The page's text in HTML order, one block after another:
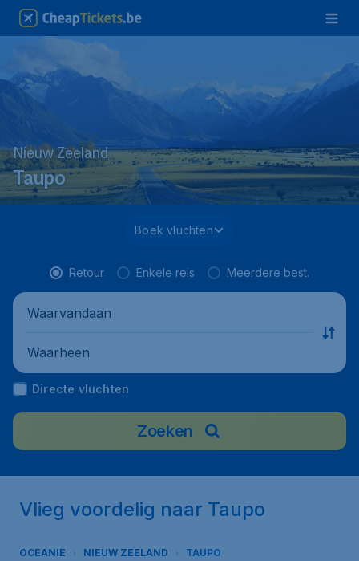
Nieuw Zeeland
Taupo
Boek vluchten
Retour Enkele reis Meerdere best.
Waarvandaan
Waarheen
Directe vluchten
Zoeken
Vlieg voordelig naar Taupo
OCEANIË NIEUW ZEELAND TAUPO